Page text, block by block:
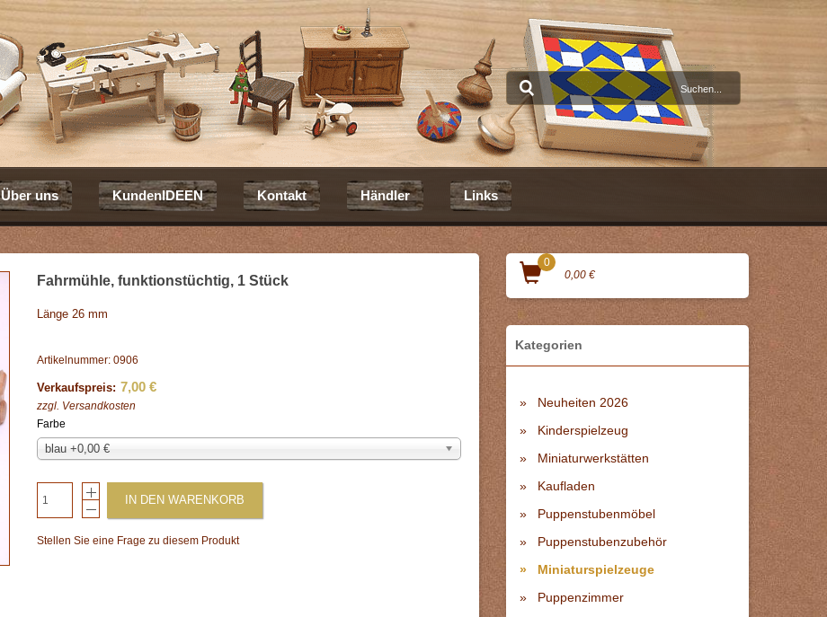
Über uns KundenIDEEN Kontakt Händler Links
Fahrmühle, funktionstüchtig, 1 Stück
Länge 26 mm
Artikelnummer: 0906
Verkaufspreis: 7,00 €
zzgl. Versandkosten
Farbe
blau +0,00 €
IN DEN WARENKORB
Stellen Sie eine Frage zu diesem Produkt
0
0,00 €
Kategorien
Neuheiten 2026
Kinderspielzeug
Miniaturwerkstätten
Kaufladen
Puppenstubenmöbel
Puppenstubenzubehör
Miniaturspielzeuge
Puppenzimmer